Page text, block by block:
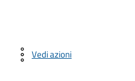
Vedi azioni